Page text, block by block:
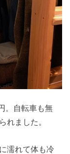
。自転車も無
れました。
濡れて体も冷